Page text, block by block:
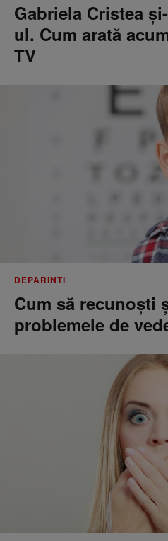
Gabriela Cristea
ul. Cum arată
TV
DEPARINTI
Cum să recunoști
problemele de